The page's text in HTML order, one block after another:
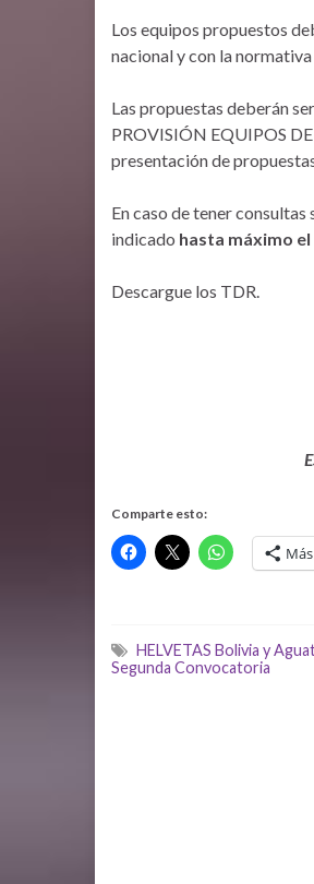
Los equipos propuestos
nacional y con la
Las propuestas deberán
PROVISIÓN EQUIPOS
presentación de
En caso de tener
indicado hasta máximo el
Descargue los TDR.
Comparte esto:
Más
HELVETAS Bolivia y
Segunda Convocatoria